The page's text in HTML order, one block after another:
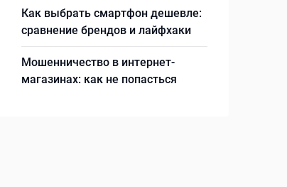
Как выбрать смартфон дешевле:
сравнение брендов и лайфхаки
Мошенничество в интернет-
магазинах: как не попасться